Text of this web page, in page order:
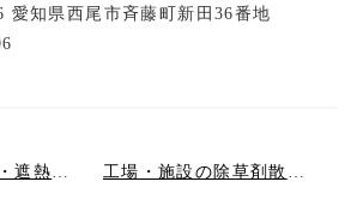
愛知県西尾市斉藤町新田36番地
果と導入のポイント 工場・施設の除草剤散布は時期が重要！年間管理で雑草を抑える